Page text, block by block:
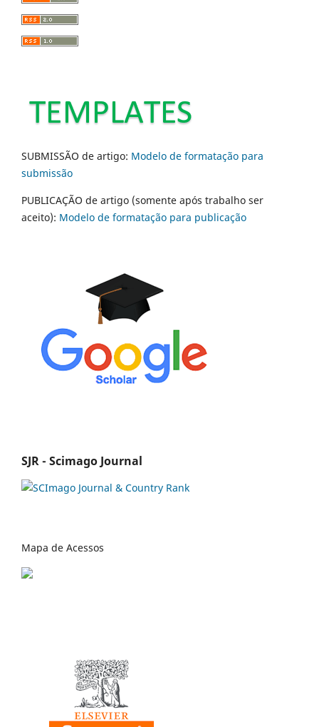
SUBMISSÃO de artigo: Modelo de formatação para
submissão
PUBLICAÇÃO de artigo (somente após trabalho ser
aceito): Modelo de formatação para publicação
SJR - Scimago Journal
Mapa de Acessos